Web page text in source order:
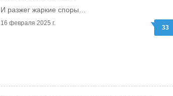
И разжег жаркие споры…
16 февраля 2025 г.
33